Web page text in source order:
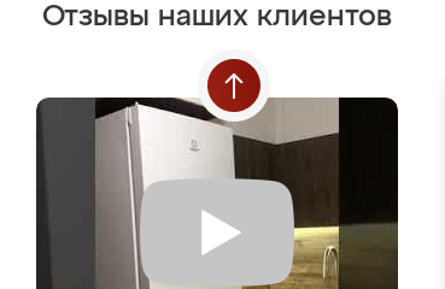
Отзывы наших клиентов